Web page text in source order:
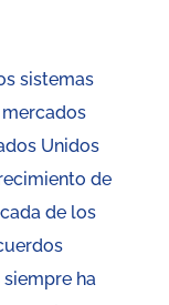
sistemas
Unidos
de
de los
ha